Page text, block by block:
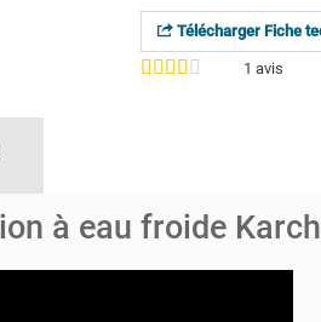
Télécharger Fiche
1 avis
à eau froide